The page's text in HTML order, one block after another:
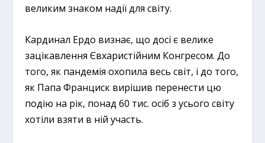
великим знаком надії для світу.
Кардинал Ердо визнає, що досі є велике
зацікавлення Євхаристійним Конгресом. До
того, як пандемія охопила весь світ, і до того,
як Папа Франциск вирішив перенести цю
подію на рік, понад 60 тис. осіб з усього світу
хотіли взяти в ній участь.